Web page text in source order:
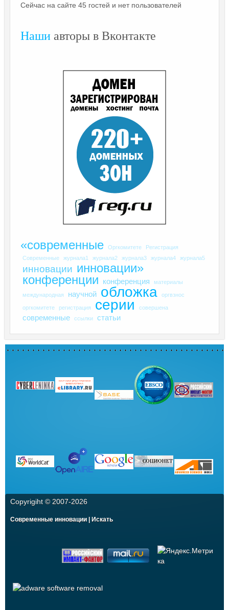
Сейчас на сайте 45 гостей и нет пользователей
Наши авторы в Вконтакте
«современные Оргкомитете
Регистрация
Современные
журнала1 журнала2 журнала3 журнала4 журнала5
инновации инновации»
конференции
конференция материалы
международная научной обложка оргвзнос
оргкомитете регистрация серии совершена
современные ссылки статьи
Copyrigiht © 2007-2026
Современные инновации | Искать